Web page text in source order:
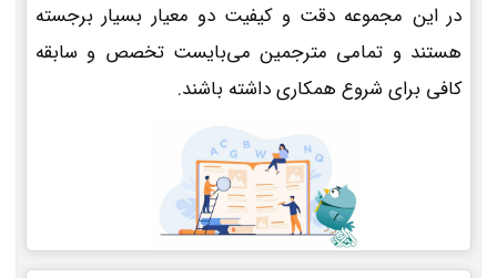
در این مجموعه دقت و کیفیت دو معیار بسیار برجسته
هستند و تمامی مترجمین می‌بایست تخصص و سابقه
کافی برای شروع همکاری داشته باشند.